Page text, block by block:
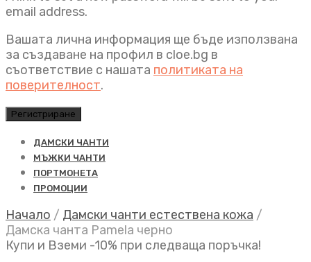
email address.
Вашата лична информация ще бъде използвана
за създаване на профил в cloe.bg в
съответствие с нашата политиката на
поверителност.
Регистриране
ДАМСКИ ЧАНТИ
МЪЖКИ ЧАНТИ
ПОРТМОНЕТА
ПРОМОЦИИ
Начало / Дамски чанти естествена кожа /
Дамска чанта Pamela черно
Купи и Вземи -10% при следваща поръчка!